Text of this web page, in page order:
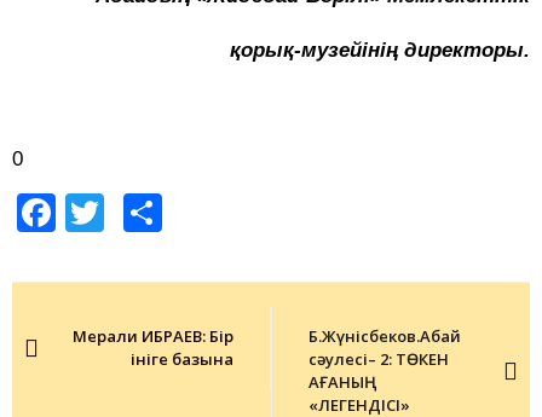
қорық-музейінің директоры.
0
Facebook
Twitter
navigation
Мерғали ИБРАЕВ: Бір
ініге базына
Б.Жүнісбеков.Абай
сәулесі– 2: ТӨКЕН
АҒАНЫҢ
«ЛЕГЕНДІСІ»